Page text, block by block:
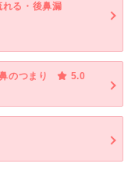
る・後鼻漏
のつまり
5.0